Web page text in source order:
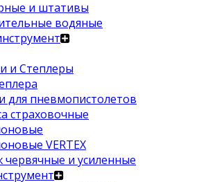
и штативы
водяные
и Степлеры
для пневмопистолетов
страховочные
VERTEX
и усиленные